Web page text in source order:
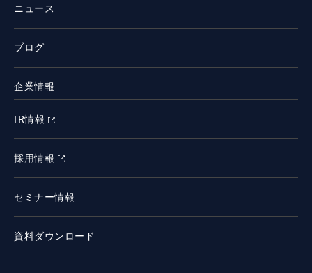
ニュース
ブログ
企業情報
IR情報
採用情報
セミナー情報
資料ダウンロード